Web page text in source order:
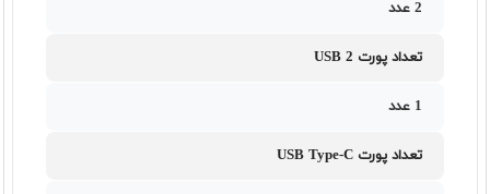
2 عدد
تعداد پورت USB 2
1 عدد
تعداد پورت USB Type-C